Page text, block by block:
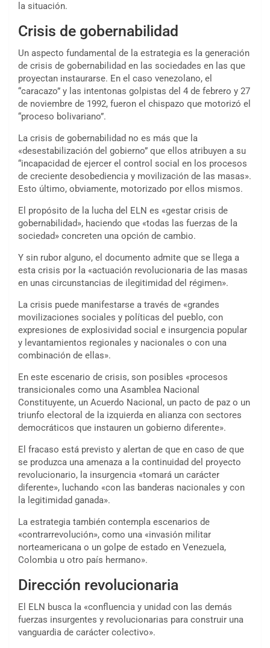
la situación.
Crisis de gobernabilidad
Un aspecto fundamental de la estrategia es la generación
de crisis de gobernabilidad en las sociedades en las que
proyectan instaurarse. En el caso venezolano, el
“caracazo” y las intentonas golpistas del 4 de febrero y 27
de noviembre de 1992, fueron el chispazo que motorizó el
“proceso bolivariano”.
La crisis de gobernabilidad no es más que la
«desestabilización del gobierno” que ellos atribuyen a su
“incapacidad de ejercer el control social en los procesos
de creciente desobediencia y movilización de las masas».
Esto último, obviamente, motorizado por ellos mismos.
El propósito de la lucha del ELN es «gestar crisis de
gobernabilidad», haciendo que «todas las fuerzas de la
sociedad» concreten una opción de cambio.
Y sin rubor alguno, el documento admite que se llega a
esta crisis por la «actuación revolucionaria de las masas
en unas circunstancias de ilegitimidad del régimen».
La crisis puede manifestarse a través de «grandes
movilizaciones sociales y políticas del pueblo, con
expresiones de explosividad social e insurgencia popular
y levantamientos regionales y nacionales o con una
combinación de ellas».
En este escenario de crisis, son posibles «procesos
transicionales como una Asamblea Nacional
Constituyente, un Acuerdo Nacional, un pacto de paz o un
triunfo electoral de la izquierda en alianza con sectores
democráticos que instauren un gobierno diferente».
El fracaso está previsto y alertan de que en caso de que
se produzca una amenaza a la continuidad del proyecto
revolucionario, la insurgencia «tomará un carácter
diferente», luchando «con las banderas nacionales y con
la legitimidad ganada».
La estrategia también contempla escenarios de
«contrarrevolución», como una «invasión militar
norteamericana o un golpe de estado en Venezuela,
Colombia u otro país hermano».
Dirección revolucionaria
El ELN busca la «confluencia y unidad con las demás
fuerzas insurgentes y revolucionarias para construir una
vanguardia de carácter colectivo».